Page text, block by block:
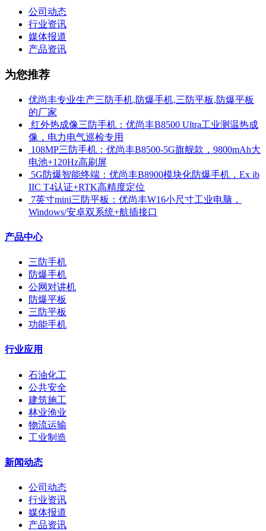
公司动态
行业资讯
媒体报道
产品资讯
为您推荐
优尚丰专业生产三防手机,防爆手机,三防平板,防爆平板
的厂家
​ 红外热成像三防手机：优尚丰B8500 Ultra工业测温热成
像，电力电气巡检专用
​ 108MP三防手机：优尚丰B8500-5G旗舰款，9800mAh大
电池+120Hz高刷屏
​ 5G防爆智能终端：优尚丰B8900模块化防爆手机，Ex ib
IIC T4认证+RTK高精度定位
​ 7英寸mini三防平板：优尚丰W16小尺寸工业电脑，
Windows/安卓双系统+航插接口
产品中心
三防手机
防爆手机
公网对讲机
防爆平板
三防平板
功能手机
行业应用
石油化工
公共安全
建筑施工
林业渔业
物流运输
工业制造
新闻动态
公司动态
行业资讯
媒体报道
产品资讯